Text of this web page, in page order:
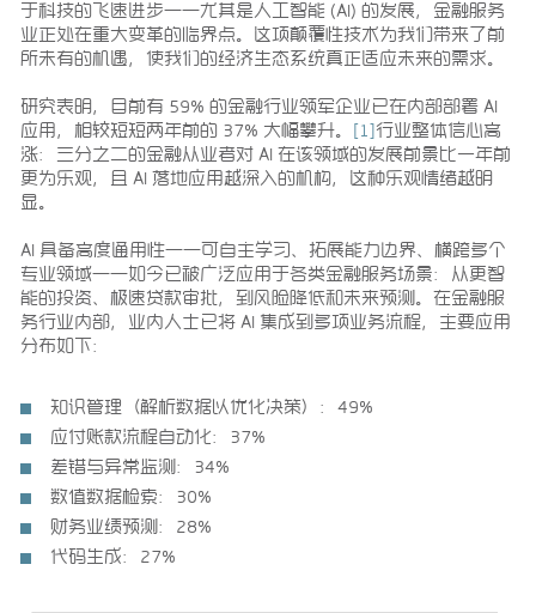
于科技的飞速进步——尤其是人工智能 (AI) 的发展，金融服务
业正处在重大变革的临界点。这项颠覆性技术为我们带来了前
所未有的机遇，使我们的经济生态系统真正适应未来的需求。
研究表明，目前有 59% 的金融行业领军企业已在内部部署 AI
应用，相较短短两年前的 37% 大幅攀升。
[1] 行业整体信心高
涨：三分之二的金融从业者对 AI 在该领域的发展前景比一年前
更为乐观，且 AI 落地应用越深入的机构，这种乐观情绪越明
显。
AI 具备高度通用性——可自主学习、拓展能力边界、横跨多个
专业领域——如今已被广泛应用于各类金融服务场景：从更智
能的投资、极速贷款审批，到风险降低和未来预测。在金融服
务行业内部，业内人士已将 AI 集成到多项业务流程，主要应用
分布如下：
知识管理（解析数据以优化决策）：49%
应付账款流程自动化：37%
差错与异常监测：34%
数值数据检索：30%
财务业绩预测：28%
代码生成：27%